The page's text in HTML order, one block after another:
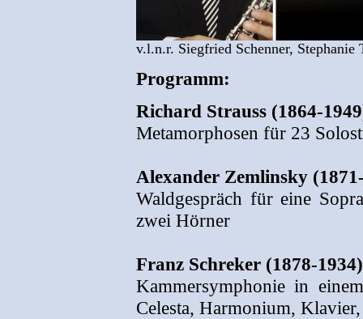
v.l.n.r. Siegfried Schenner,
Programm:
Richard Strauss (1864-
Metamorphosen für 23
Alexander Zemlinsky
Waldgespräch für eine
zwei Hörner
Franz Schreker (1878-1934)
Kammersymphonie in
Celesta, Harmonium,